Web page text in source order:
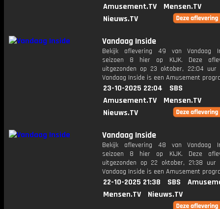
Amusement.TV
Mensen.TV
Nieuws.TV
Vandaag Inside
Bekijk aflevering 49 van Vandaag
seizoen 8 hier op KIJK. Deze
uitgezonden op 23 oktober, 22:04 uur
Vandaag Inside is een Amusement
23-10-2025 22:04
SBS
Amusement.TV
Mensen.TV
Nieuws.TV
Vandaag Inside
Bekijk aflevering 48 van Vandaag
seizoen 8 hier op KIJK. Deze
uitgezonden op 22 oktober, 21:38 uur
Vandaag Inside is een Amusement
22-10-2025 21:38 SBS
Mensen.TV
Nieuws.TV